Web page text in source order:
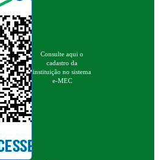
Consulte aqui o
cadastro da
instituição no sistema
e-MEC